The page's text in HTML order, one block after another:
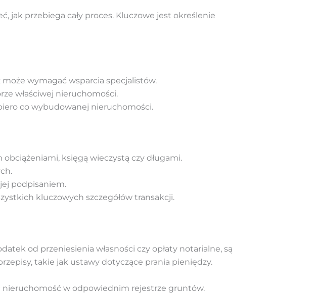
jak przebiega cały proces. Kluczowe jest określenie
wymagać wsparcia specjalistów.
właściwej nieruchomości.
co wybudowanej nieruchomości.
księgą wieczystą czy długami.
podpisaniem.
kluczowych szczegółów transakcji.
od przeniesienia własności czy opłaty notarialne, są
takie jak ustawy dotyczące prania pieniędzy.
nieruchomość w odpowiednim rejestrze gruntów.